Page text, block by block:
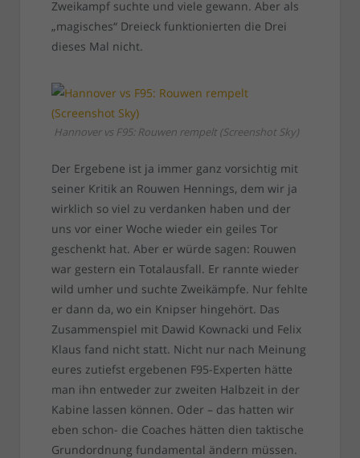
Zweikampf suchte und viele gewann. Aber als
„magisches“ Dreieck funktionierten die Drei
dieses Mal nicht.
Hannover vs F95: Rouwen rempelt (Screenshot Sky)
Der Ergebene ist ja immer ganz vorsichtig mit
seiner Kritik an Rouwen Hennings, dem wir ja
wirklich so viel zu verdanken haben und der
uns vor einer Woche wieder ein geiles Tor
geschenkt hat. Aber er würde sagen: Rouwen
war gestern ein Totalausfall. Er rannte wieder
wild umher und suchte Zweikämpfe. Nur fehlte
er dann da, wo ein Knipser hingehört. Das
Zusammenspiel mit Dawid Kownacki und Felix
Klaus fand nicht statt. Nicht nur nach Meinung
eures zutiefst ergebenen F95-Experten hätte
man ihn entweder zur zweiten Halbzeit in der
Kabine lassen können. Oder – das hatten wir
eben schon- die Coaches hätten dien taktische
Grundordnung fundamental ändern müssen.